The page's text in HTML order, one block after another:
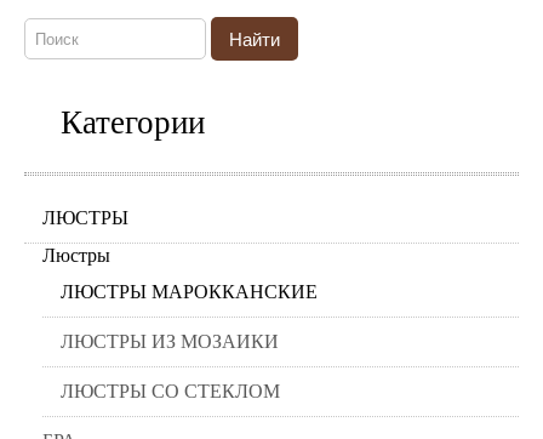
Найти
Категории
ЛЮСТРЫ
Люстры
ЛЮСТРЫ МАРОККАНСКИЕ
ЛЮСТРЫ ИЗ МОЗАИКИ
ЛЮСТРЫ СО СТЕКЛОМ